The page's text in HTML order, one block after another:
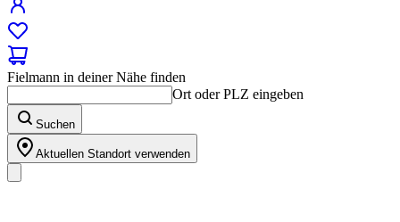
Fielmann in deiner Nähe finden
Ort oder PLZ eingeben
Suchen
Aktuellen Standort verwenden